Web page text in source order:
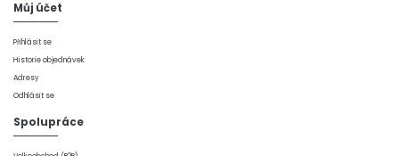
Můj účet
Přihlásit se
Historie objednávek
Adresy
Odhlásit se
Spolupráce